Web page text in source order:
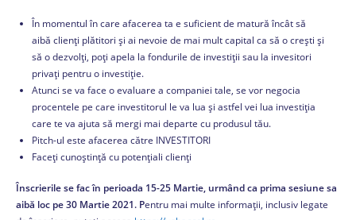
În momentul în care afacerea ta e suficient de matură încât să
aibă clienți plătitori și ai nevoie de mai mult capital ca să o crești și
să o dezvolți, poți apela la fondurile de investiții sau la invesitori
privați pentru o investiție.
Atunci se va face o evaluare a companiei tale, se vor negocia
procentele pe care investitorul le va lua și astfel vei lua investiția
care te va ajuta să mergi mai departe cu produsul tău.
Pitch-ul este afacerea către INVESTITORI
Faceți cunoștință cu potențiali clienți
Înscrierile se fac în perioada 15-25 Martie, urmând ca prima sesiune sa
aibă loc pe 30 Martie 2021. Pentru mai multe informații, inclusiv legate